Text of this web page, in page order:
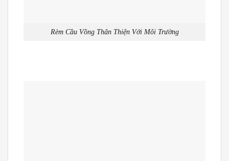
Rèm Cầu Vồng Thân Thiện Với Môi Trường